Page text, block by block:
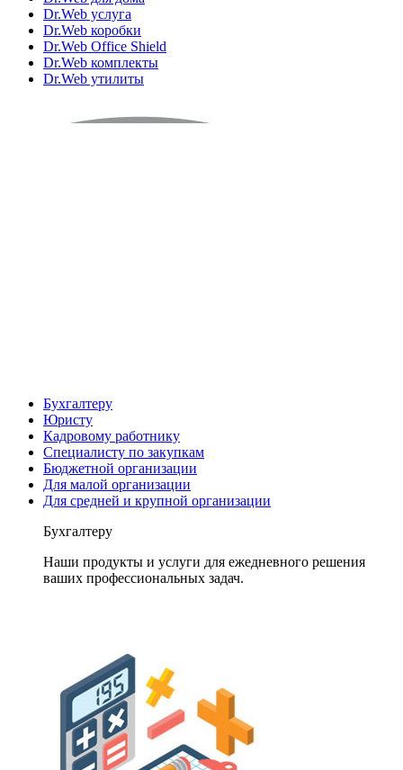
Dr.Web услуга
Dr.Web коробки
Dr.Web Office Shield
Dr.Web комплекты
Dr.Web утилиты
Бухгалтеру
Юристу
Кадровому работнику
Специалисту по закупкам
Бюджетной организации
Для малой организации
Для средней и крупной организации
Бухгалтеру
Наши продукты и услуги для ежедневного решения
ваших профессиональных задач.